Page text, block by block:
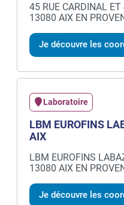
45 RUE CARDINAL
13080 AIX EN
Je découvre les
Laboratoire
LBM EUROFINS
AIX
LBM EUROFINS
13080 AIX EN
Je découvre les